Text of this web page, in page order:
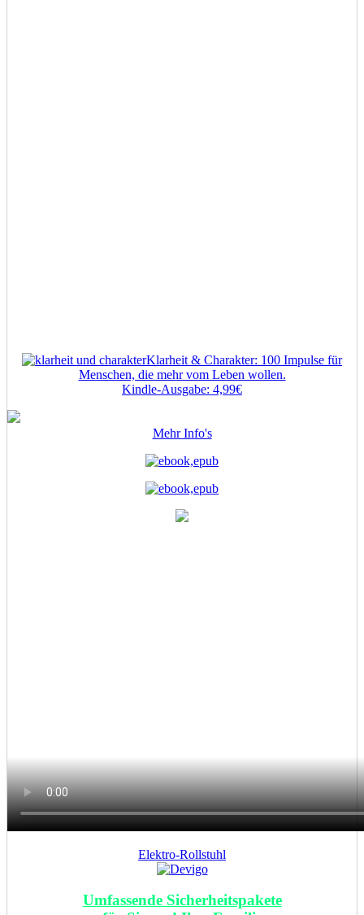
Klarheit & Charakter: 100 Impulse für
Menschen, die mehr vom Leben wollen.
Kindle-Ausgabe: 4,99€
Mehr Info's
Elektro-Rollstuhl
Umfassende Sicherheitspakete